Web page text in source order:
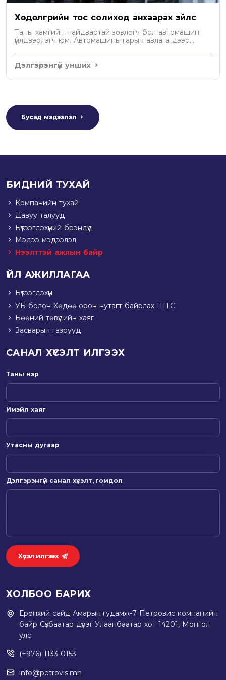
Хөдөлгүүрийн тос солиход анхаарах зүйлс
Таны хамгийн найдвартай зөвлөгч бол автомашин
үйлдвэрлэгч юм. Автомашины гарын авлага дээр
Дэлгэрэнгүй унших
Бусад мэдээлэл
БИДНИЙ ТУХАЙ
Компанийн тухай
Давуу талууд
Бүтээгдэхүүний брэндүүд
Мэдээ мэдээлэл
Нээлттэй ажлын байр
ҮЙЛ АЖИЛЛАГАА
Бүтээгдэхүүн
УБ болон Хөдөө орон нутагт байрлах ШТС
Бөөний төвүүдийн хаяг
Засварын газрууд
САНАЛ ХҮСЭЛТ ИЛГЭЭХ
Таны нэр
Имэйл хаяг
Утасны дугаар
Дэлгэрэнгүй санал хүсэлт, гомдол
Хүсэл илгээх
ХОЛБОО БАРИХ
Ерөнхий сайд Амарын гудамж-7 Петровис компанийн
байр Сүхбаатар дүүрэг Улаанбаатар хот 14201, Монгол
улс
(+976) 1133-0153
info@petrovis.mn